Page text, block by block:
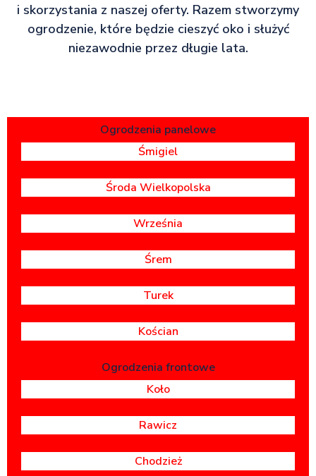
i skorzystania z naszej oferty. Razem stworzymy
ogrodzenie, które będzie cieszyć oko i służyć
niezawodnie przez długie lata.
Ogrodzenia panelowe
Śmigiel
Środa Wielkopolska
Września
Śrem
Turek
Kościan
Ogrodzenia frontowe
Koło
Rawicz
Chodzież